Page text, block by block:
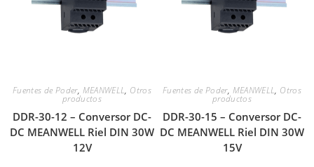
Fuentes de Poder, MEANWELL, Otros
productos
DDR-30-12 – Conversor DC-
DC MEANWELL Riel DIN 30W
12V
Fuentes de Poder, MEANWELL, Otros
productos
DDR-30-15 – Conversor DC-
DC MEANWELL Riel DIN 30W
15V